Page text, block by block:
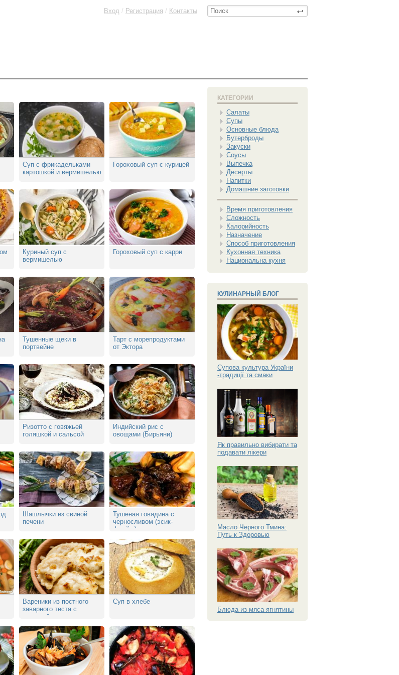
Cуп с фрикадельками
картошкой и вермишелью
Гороховый суп с курицей
Куриный суп с
вермишелью
Гороховый суп с карри
Тушенные щеки в
портвейне
Тарт с морепродуктами
от Эктора
Ризотто с говяжьей
голяшкой и сальсой
Индийский рис с
овощами (Бирьяни)
Шашлычки из свиной
печени
Тушеная говядина с
черносливом (эсик-
флейш)
Вареники из постного
заварного теста с
капустой
Суп в хлебе
КАТЕГОРИИ
Салаты
Супы
Основные блюда
Бутерброды
Закуски
Соусы
Выпечка
Десерты
Напитки
Домашние заготовки
Время приготовления
Сложность
Калорийность
Назначение
Способ приготовления
Кухонная техника
Национальна кухня
КУЛИНАРНЫЙ БЛОГ
Супова культура України
-традиції та смаки
Як правильно вибирати та
подавати лікери
Масло Черного Тмина:
Путь к Здоровью
Блюда из мяса ягнятины
Вход / Регистрация / Контакты